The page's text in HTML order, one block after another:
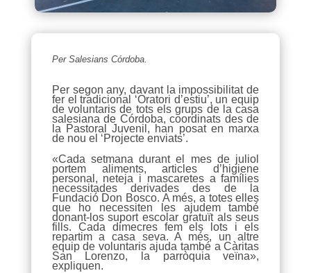
Per Salesians Córdoba.
Per segon any, davant la impossibilitat de
fer el tradicional ‘Oratori d’estiu’, un equip
de voluntaris de tots els grups de la casa
salesiana de ​Córdoba, coordinats des de
la Pastoral Juvenil, han posat en marxa
de nou el ‘Projecte enviats’.
«Cada setmana durant el mes de juliol
portem aliments, articles d’higiene
personal, neteja i mascaretes a famílies
necessitades derivades des de la
Fundació Don Bosco. A més, a totes elles
que ho necessiten les ajudem també
donant-los suport escolar gratuït als seus
fills. Cada dimecres fem els lots i els
repartim a casa seva. A més, un altre
equip de voluntaris ajuda també a Càritas
San Lorenzo, la parròquia veïna»,
expliquen.